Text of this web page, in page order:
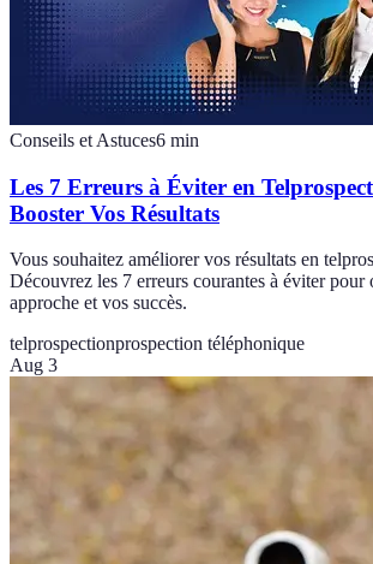
Conseils et Astuces6 min
Les 7 Erreurs à Éviter en
Booster Vos Résultats
Vous souhaitez améliorer vos résultats en
Découvrez les 7 erreurs courantes à éviter pour
approche et vos succès.
telprospectionprospection téléphonique
Aug 3